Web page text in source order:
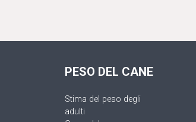
PESO DEL CANE
Stima del peso degli
adulti